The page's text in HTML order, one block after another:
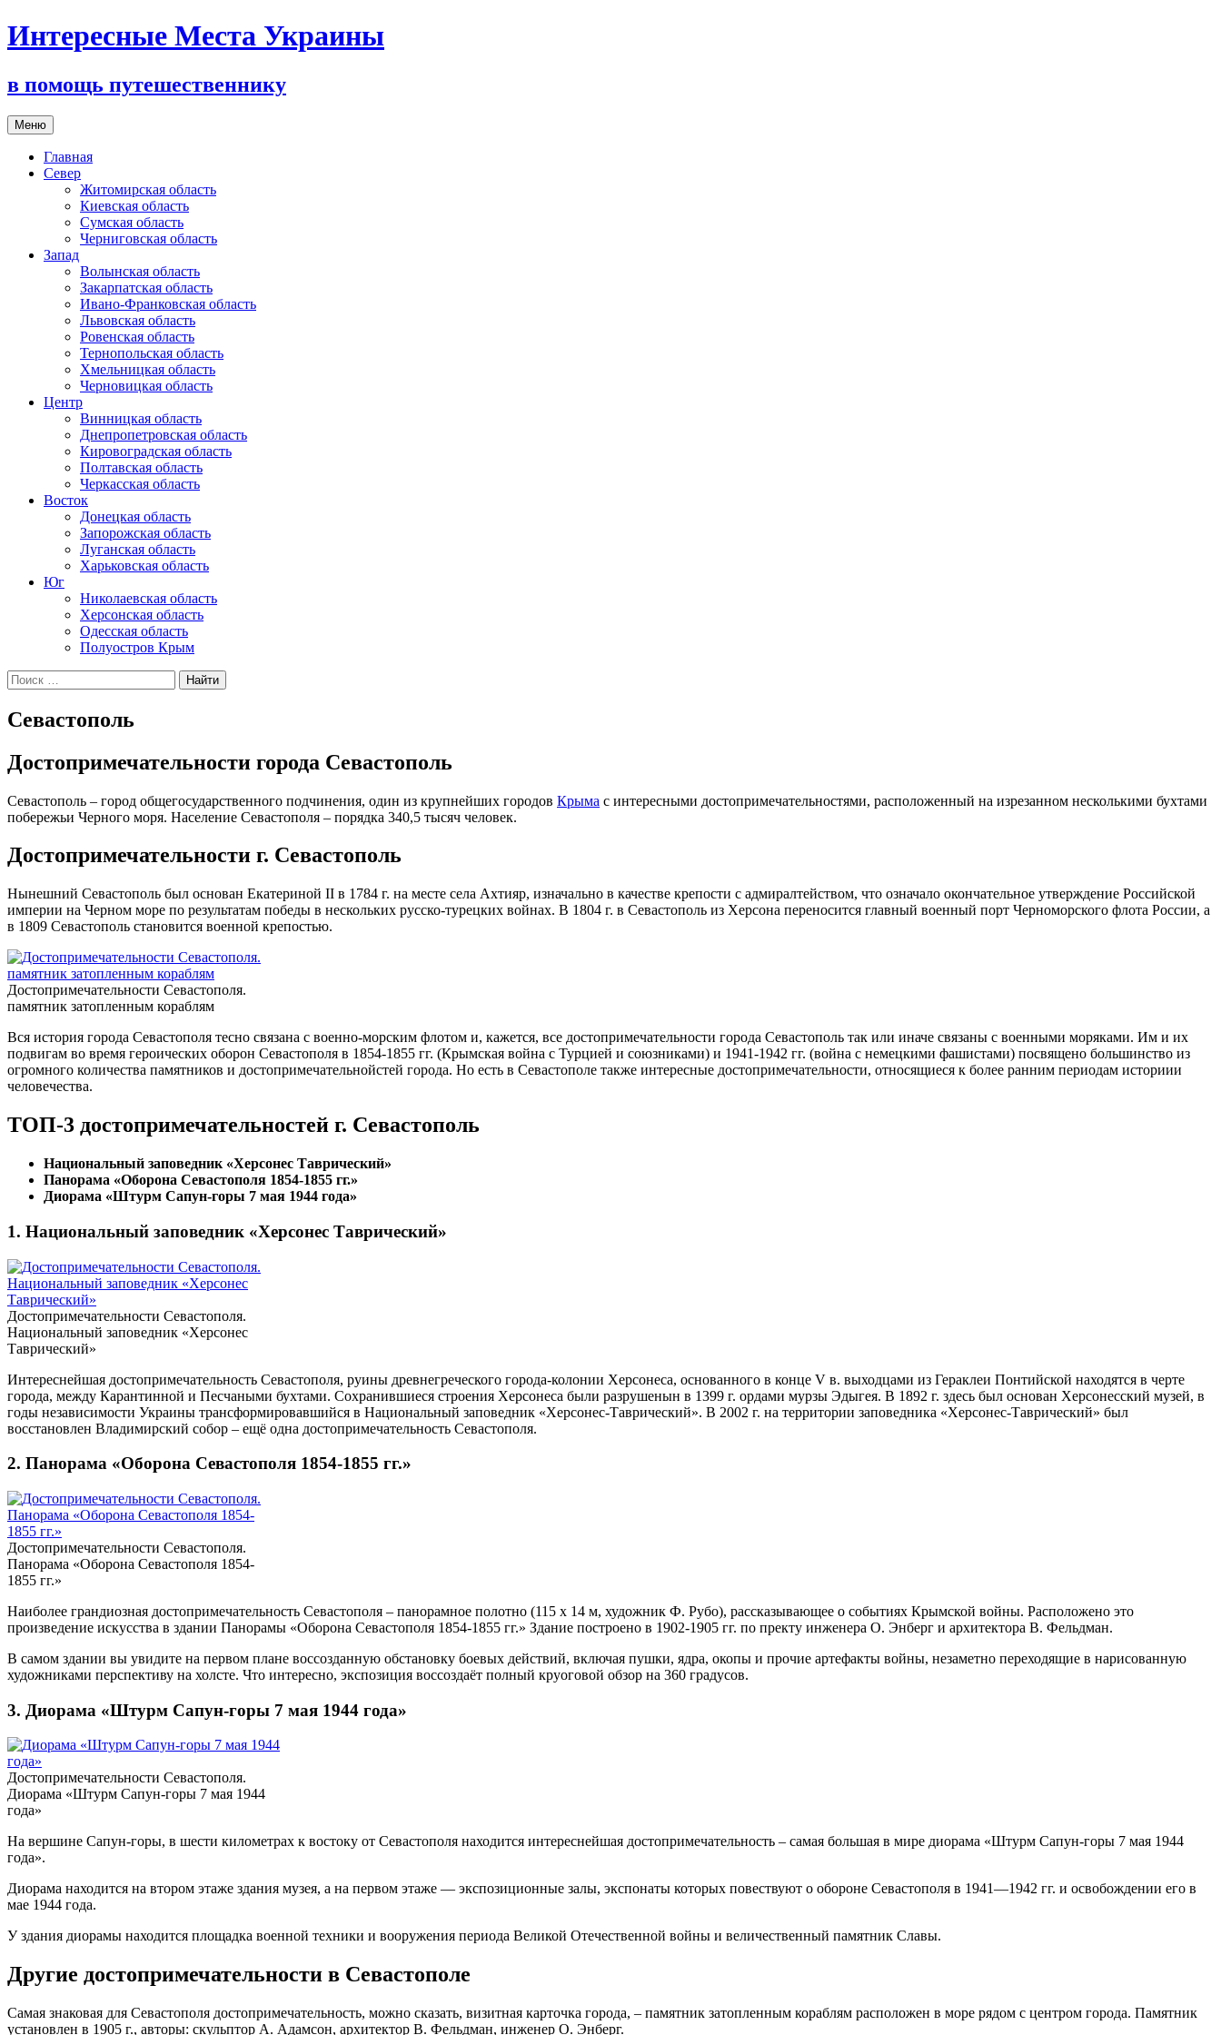
Интересные Места Украины
в помощь путешественнику
Меню Перейти
к
содержимому
Главная
Север
Житомирская область
Киевская область
Сумская область
Черниговская область
Запад
Волынская область
Закарпатская область
Ивано-Франковская область
Львовская область
Ровенская область
Тернопольская область
Хмельницкая область
Черновицкая область
Центр
Винницкая область
Днепропетровская область
Кировоградская область
Полтавская область
Черкасская область
Восток
Донецкая область
Запорожская область
Луганская область
Харьковская область
Юг
Николаевская область
Херсонская область
Одесская область
Полуостров Крым
Искать:
Севастополь
Достопримечательности города Севастополь
Севастополь – город общегосударственного подчинения, один из крупнейших городов Крыма с интересными достопримечательностями, расположенный на изрезанном несколькими бухтами
побережьи Черного моря. Население Севастополя – порядка 340,5 тысяч человек.
Достопримечательности г. Севастополь
Нынешний Севастополь был основан Екатериной II в 1784 г. на месте села Ахтияр, изначально в качестве крепости с адмиралтейством, что означало окончательное утверждение Российской
империи на Черном море по результатам победы в нескольких русско-турецких войнах. В 1804 г. в Севастополь из Херсона переносится главный военный порт Черноморского флота России, а
в 1809 Севастополь становится военной крепостью.
Достопримечательности Севастополя.
памятник затопленным кораблям
Вся история города Севастополя тесно связана с военно-морским флотом и, кажется, все достопримечательности города Севастополь так или иначе связаны с военными моряками. Им и их
подвигам во время героических оборон Севастополя в 1854-1855 гг. (Крымская война с Турцией и союзниками) и 1941-1942 гг. (война с немецкими фашистами) посвящено большинство из
огромного количества памятников и достопримечательнойстей города. Но есть в Севастополе также интересные достопримечательности, относящиеся к более ранним периодам историии
человечества.
ТОП-3 достопримечательностей г. Севастополь
Национальный заповедник «Херсонес Таврический»
Панорама «Оборона Севастополя 1854-1855 гг.»
Диорама «Штурм Сапун-горы 7 мая 1944 года»
1. Национальный заповедник «Херсонес Таврический»
Достопримечательности Севастополя.
Национальный заповедник «Херсонес
Таврический»
Интереснейшая достопримечательность Севастополя, руины древнегреческого города-колонии Херсонеса, основанного в конце V в. выходцами из Гераклеи Понтийской находятся в черте
города, между Карантинной и Песчаными бухтами. Сохранившиеся строения Херсонеса были разрушенын в 1399 г. ордами мурзы Эдыгея. В 1892 г. здесь был основан Херсонесский музей, в
годы независимости Украины трансформировавшийся в Национальный заповедник «Херсонес-Таврический». В 2002 г. на территории заповедника «Херсонес-Таврический» был
восстановлен Владимирский собор – ещё одна достопримечательность Севастополя.
2. Панорама «Оборона Севастополя 1854-1855 гг.»
Достопримечательности Севастополя.
Панорама «Оборона Севастополя 1854-
1855 гг.»
Наиболее грандиозная достопримечательность Севастополя – панорамное полотно (115 х 14 м, художник Ф. Рубо), рассказывающее о событиях Крымской войны. Расположено это
произведение искусства в здании Панорамы «Оборона Севастополя 1854-1855 гг.» Здание построено в 1902-1905 гг. по пректу инженера О. Энберг и архитектора В. Фельдман.
В самом здании вы увидите на первом плане воссозданную обстановку боевых действий, включая пушки, ядра, окопы и прочие артефакты войны, незаметно переходящие в нарисованную
художниками перспективу на холсте. Что интересно, экспозиция воссоздаёт полный круоговой обзор на 360 градусов.
3. Диорама «Штурм Сапун-горы 7 мая 1944 года»
Достопримечательности Севастополя.
Диорама «Штурм Сапун-горы 7 мая 1944
года»
На вершине Сапун-горы, в шести километрах к востоку от Севастополя находится интереснейшая достопримечательность – самая большая в мире диорама «Штурм Сапун-горы 7 мая 1944
года».
Диорама находится на втором этаже здания музея, а на первом этаже — экспозиционные залы, экспонаты которых повествуют о обороне Севастополя в 1941—1942 гг. и освобождении его в
мае 1944 года.
У здания диорамы находится площадка военной техники и вооружения периода Великой Отечественной войны и величественный памятник Славы.
Другие достопримечательности в Севастополе
Самая знаковая для Севастополя достопримечательность, можно сказать, визитная карточка города, – памятник затопленным кораблям расположен в море рядом с центром города. Памятник
установлен в 1905 г., авторы: скульптор А. Адамсон, архитектор В. Фельдман, инженер О. Энберг.